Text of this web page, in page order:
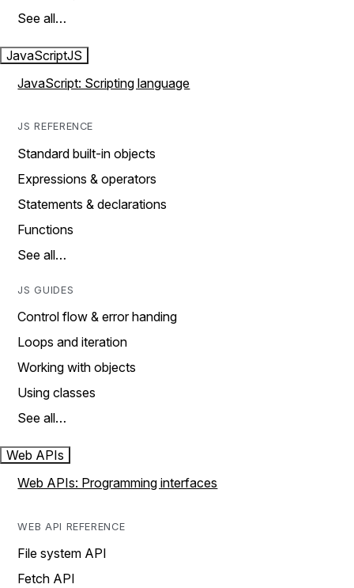
See all…
JavaScriptJS
JavaScript: Scripting language
JS REFERENCE
Standard built-in objects
Expressions & operators
Statements & declarations
Functions
See all…
JS GUIDES
Control flow & error handing
Loops and iteration
Working with objects
Using classes
See all…
Web APIs
Web APIs: Programming interfaces
WEB API REFERENCE
File system API
Fetch API